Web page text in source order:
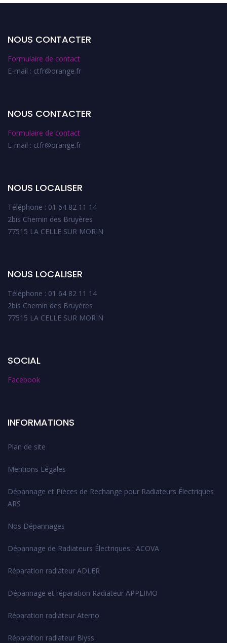
NOUS CONTACTER
Formulaire de contact
E-mail : ctfr@orange.fr
NOUS CONTACTER
Formulaire de contact
E-mail : ctfr@orange.fr
NOUS LOCALISER
Téléphone : 01 64 82 11 14
2bis Chemin des Bruyères
77515 LA CELLE SUR MORIN
NOUS LOCALISER
Téléphone : 01 64 82 11 14
2bis Chemin des Bruyères
77515 LA CELLE SUR MORIN
SOCIAL
Facebook
INFORMATIONS
Plan de site
Mentions Légales
Dépannage et Pièces de Rechange pour Radiateurs Électriques
ARS
Nos Dépannages
Dépannage de Radiateurs Électriques : ACOVA
Réparation radiateur ADLER
Dépannage et réparation Radiateur APPLIMO
Réparation radiateur Aterno
Réparation radiateur Blyss